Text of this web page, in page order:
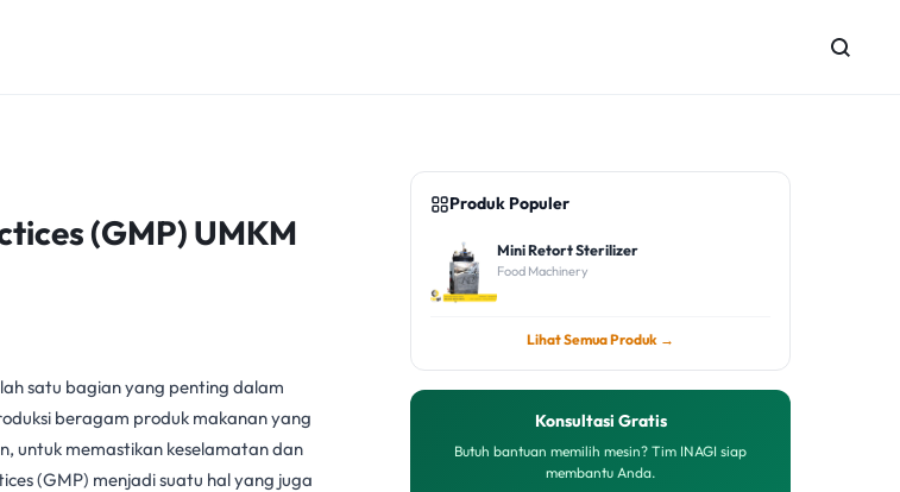
(GMP) UMKM
satu bagian yang penting dalam
beragam produk makanan yang
untuk memastikan keselamatan dan
(GMP) menjadi suatu hal yang juga
Produk Populer
Mini Retort Sterilizer
Food Machinery
Lihat Semua Produk →
Konsultasi Gratis
Butuh bantuan memilih mesin? Tim INAGI siap
membantu Anda.